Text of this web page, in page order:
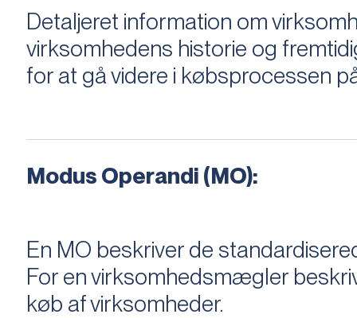
Detaljeret information om
virksomhedens historie og
for at gå videre i købsprocessen
Modus Operandi (MO):
En MO beskriver de
For en virksomhedsmægler
køb af virksomheder.